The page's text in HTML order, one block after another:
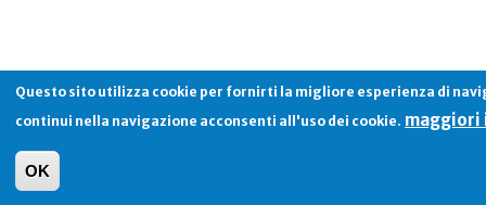
Questo sito utilizza cookie per fornirti la migliore esperienza di
continui nella navigazione acconsenti all'uso dei cookie. maggiori
OK